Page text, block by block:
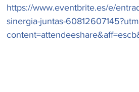
https://www.eventbrite.es/e/
sinergia-juntas-